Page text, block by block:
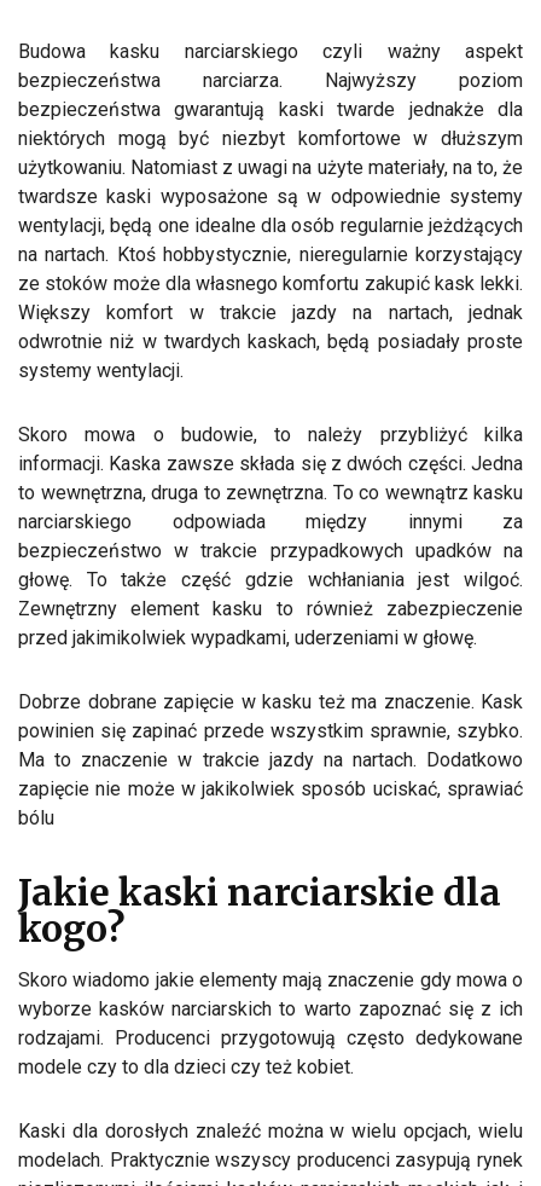
Budowa kasku narciarskiego czyli ważny aspekt
bezpieczeństwa narciarza. Najwyższy poziom
bezpieczeństwa gwarantują kaski twarde jednakże dla
niektórych mogą być niezbyt komfortowe w dłuższym
użytkowaniu. Natomiast z uwagi na użyte materiały, na to, że
twardsze kaski wyposażone są w odpowiednie systemy
wentylacji, będą one idealne dla osób regularnie jeżdżących
na nartach. Ktoś hobbystycznie, nieregularnie korzystający
ze stoków może dla własnego komfortu zakupić kask lekki.
Większy komfort w trakcie jazdy na nartach, jednak
odwrotnie niż w twardych kaskach, będą posiadały proste
systemy wentylacji.
Skoro mowa o budowie, to należy przybliżyć kilka
informacji. Kaska zawsze składa się z dwóch części. Jedna
to wewnętrzna, druga to zewnętrzna. To co wewnątrz kasku
narciarskiego odpowiada między innymi za
bezpieczeństwo w trakcie przypadkowych upadków na
głowę. To także część gdzie wchłaniania jest wilgoć.
Zewnętrzny element kasku to również zabezpieczenie
przed jakimikolwiek wypadkami, uderzeniami w głowę.
Dobrze dobrane zapięcie w kasku też ma znaczenie. Kask
powinien się zapinać przede wszystkim sprawnie, szybko.
Ma to znaczenie w trakcie jazdy na nartach. Dodatkowo
zapięcie nie może w jakikolwiek sposób uciskać, sprawiać
bólu
Jakie kaski narciarskie dla
kogo?
Skoro wiadomo jakie elementy mają znaczenie gdy mowa o
wyborze kasków narciarskich to warto zapoznać się z ich
rodzajami. Producenci przygotowują często dedykowane
modele czy to dla dzieci czy też kobiet.
Kaski dla dorosłych znaleźć można w wielu opcjach, wielu
modelach. Praktycznie wszyscy producenci zasypują rynek